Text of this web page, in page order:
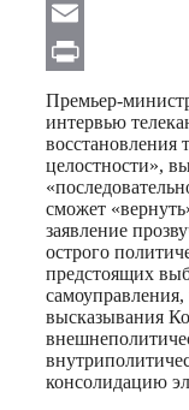
WhatsApp
Email
Print
Премьер-
интервью
восстановления
целостности»,
сможет
заявление
острого
предстоящих
самоуправления,
высказывания
консолидацию